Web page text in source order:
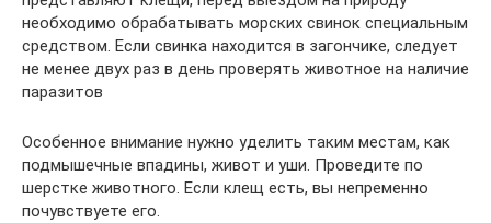
необходимо обрабатывать морских свинок специальным
средством. Если свинка находится в загончике, следует
не менее двух раз в день проверять животное на наличие
паразитов
Особенное внимание нужно уделить таким местам, как
подмышечные впадины, живот и уши. Проведите по
шерстке животного. Если клещ есть, вы непременно
почувствуете его.